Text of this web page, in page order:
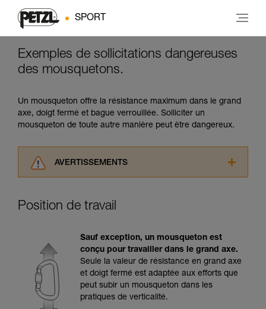
SPORT
Exemples de sollicitations dangereuses
des mousquetons.
Un mousqueton offre la résistance maximum dans le grand
axe, doigt fermé et bague verrouillée. Solliciter un
mousqueton de toute autre manière peut être dangereux.
AVERTISSEMENTS
consulter. Vous devez avoir compris les
pouvoir comprendre ce complément
Maîtriser ces techniques nécessite une
formation et un entraînement spécifique. Validez
avec un professionnel votre capacité à refaire
la manipulation, seul, en toute sécurité, avant
de la reproduire en autonomie.
Position de travail
Sauf exception, un mousqueton est
conçu pour travailler dans le grand axe.
Seule la valeur de résistance en grand axe
et doigt fermé est adaptée aux efforts que
peut subir un mousqueton dans les
pratiques de verticalité.